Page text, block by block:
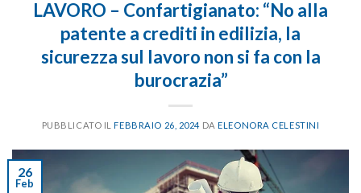
LAVORO – Confartigianato: “No alla
patente a crediti in edilizia, la
sicurezza sul lavoro non si fa con la
burocrazia”
PUBBLICATO ILFEBBRAIO 26, 2024 DAELEONORA CELESTINI
26
Feb